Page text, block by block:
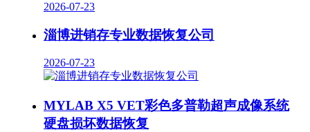
2026-07-23
淄博进销存专业数据恢复公司
2026-07-23
MYLAB X5 VET彩色多普勒超声成像系统
硬盘损坏数据恢复